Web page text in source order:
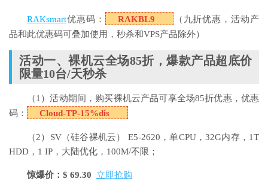
RAKsmart优惠码： RAKBL9
（九折优惠，活动产
品和此优惠码可叠加使用，秒杀和VPS产品除外）
活动一、裸机云全场85折，爆款产品超底价
限量10台/天秒杀
（1）活动期间，购买裸机云产品可享全场85折优惠，优惠
码：
Cloud-TP-15%dis
（2）SV（硅谷裸机云）
E5-2620，单CPU，32G内存，1T
HDD，1 IP，大陆优化，100M/不限；
惊爆价：$ 69.30 立即抢购